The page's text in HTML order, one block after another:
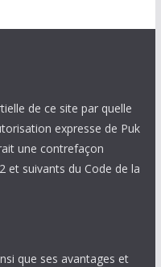
de ce site par quelle
expresse de Puk
une contrefaçon
et suivants du Code de la
que ses avantages et